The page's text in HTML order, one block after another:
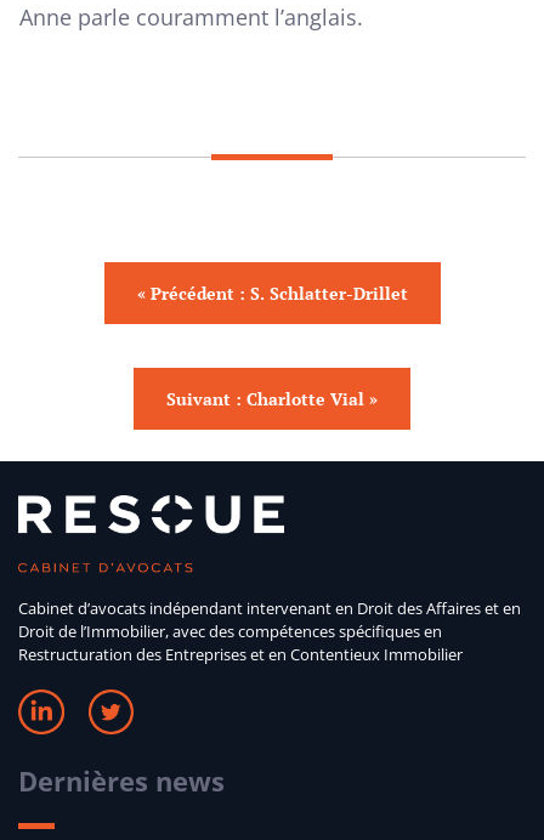
Anne parle couramment l’anglais.
« Précédent : S. Schlatter-Drillet
Suivant : Charlotte Vial »
Cabinet d’avocats indépendant intervenant en Droit des Affaires et en
Droit de l’Immobilier, avec des compétences spécifiques en
Restructuration des Entreprises et en Contentieux Immobilier
Dernières news